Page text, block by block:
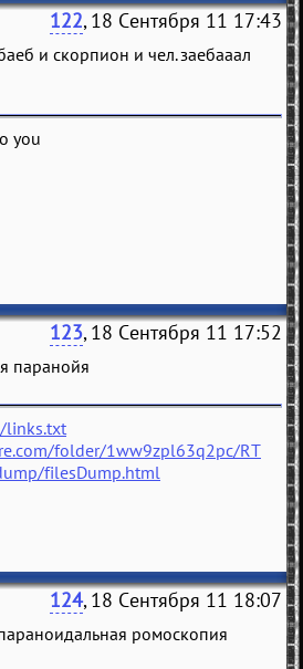
122, 18 Сентября 11 17:43
и скорпион и чел. заебааал
you
123, 18 Сентября 11 17:52
паранойя
links.txt
folder/1ww9zpl63q2pc/RT
filesDump.html
124, 18 Сентября 11 18:07
ромоскопия